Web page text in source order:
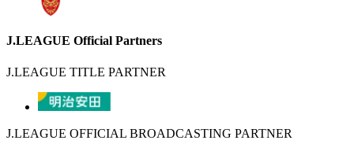
J.LEAGUE Official Partners
J.LEAGUE TITLE PARTNER
J.LEAGUE OFFICIAL BROADCASTING PARTNER